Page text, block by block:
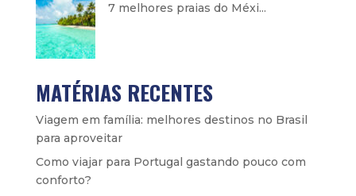
7 melhores praias do Méxi...
MATÉRIAS RECENTES
Viagem em família: melhores destinos no Brasil
para aproveitar
Como viajar para Portugal gastando pouco com
conforto?